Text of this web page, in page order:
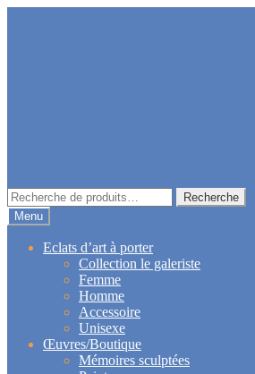
Recherche
pour :
Recherche
Menu
Eclats d’art à porter
Collection le galeriste
Femme
Homme
Accessoire
Unisexe
Œuvres/Boutique
Mémoires sculptées